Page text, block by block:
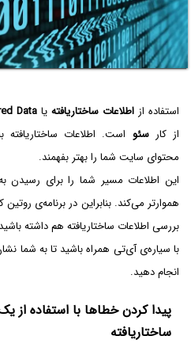
استفاده از اطلاعات ساختاریافته یا Data
از کارسئو است. اطلاعات
محتوای سایت شما را بهتر بفهمند.
این اطلاعات مسیر شما را برای
هموارتر می‌کند. بنابراین در برنامه‌ی
بررسی اطلاعات ساختاریافته هم داشته
با سیاره‌ی آی‌تی همراه باشید تا به شما
انجام دهید.
پیدا کردن خطاها با استفاده از
ساختاریافته